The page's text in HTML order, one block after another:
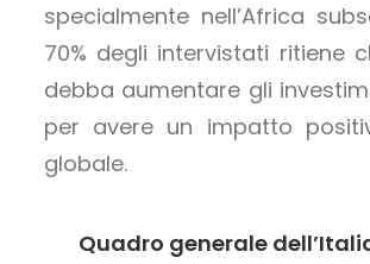
specialmente nell’Africa
70% degli intervistati ritiene
debba aumentare gli
per avere un impatto
globale.
Quadro generale